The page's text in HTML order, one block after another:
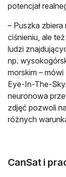
potencjał
– Puszka
ciśnieniu, ale
ludzi
np.
morskim –
Eye-In-The-
neuronowa
zdjęć pozwoli
różnych
CanSat i